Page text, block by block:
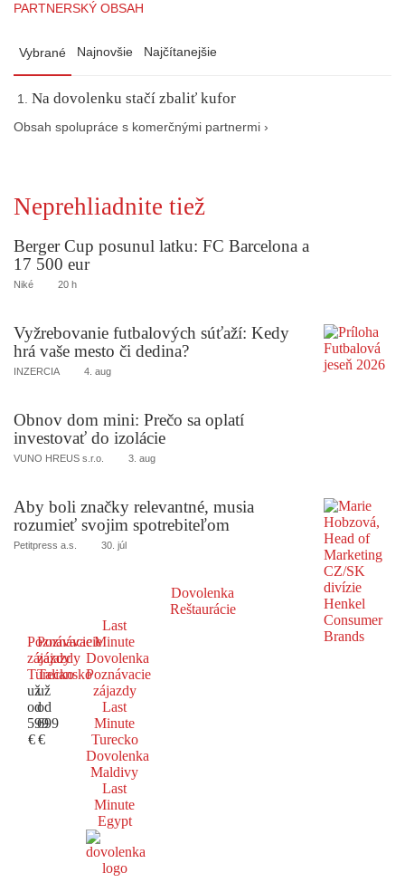
PARTNERSKÝ OBSAH
Vybrané Najnovšie Najčítanejšie
Na dovolenku stačí zbaliť kufor
Obsah spolupráce s komerčnými partnermi ›
Neprehliadnite tiež
Berger Cup posunul latku: FC Barcelona a
17 500 eur
Niké 20 h
Vyžrebovanie futbalových súťaží: Kedy
hrá vaše mesto či dedina?
INZERCIA 4. aug
Obnov dom mini: Prečo sa oplatí
investovať do izolácie
VUNO HREUS s.r.o. 3. aug
Aby boli značky relevantné, musia
rozumieť svojim spotrebiteľom
Petitpress a.s. 30. júl
Dovolenka
Reštaurácie
Poznávacie
zájazdy
Turecko
už
od
599
€
Poznávacie
zájazdy
Taliansko
už
od
699
€
Last
Minute
Dovolenka
Poznávacie
zájazdy
Last
Minute
Turecko
Dovolenka
Maldivy
Last
Minute
Egypt